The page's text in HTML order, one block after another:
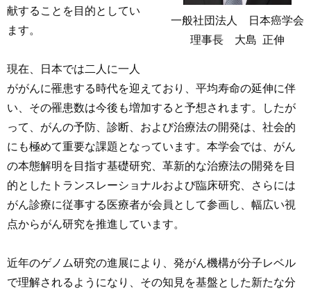
一般社団法人 日本癌学会
理事長 大島 正伸
献することを目的としてい
ます。
現在、日本では二人に一人
ががんに罹患する時代を迎えており、平均寿命の延伸に伴
い、その罹患数は今後も増加すると予想されます。したが
って、がんの予防、診断、および治療法の開発は、社会的
にも極めて重要な課題となっています。本学会では、がん
の本態解明を目指す基礎研究、革新的な治療法の開発を目
的としたトランスレーショナルおよび臨床研究、さらには
がん診療に従事する医療者が会員として参画し、幅広い視
点からがん研究を推進しています。
近年のゲノム研究の進展により、発がん機構が分子レベル
で理解されるようになり、その知見を基盤とした新たな分